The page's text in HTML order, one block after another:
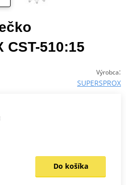
CST-510:15
Výrobca:
SUPERSPROX
Do košíka